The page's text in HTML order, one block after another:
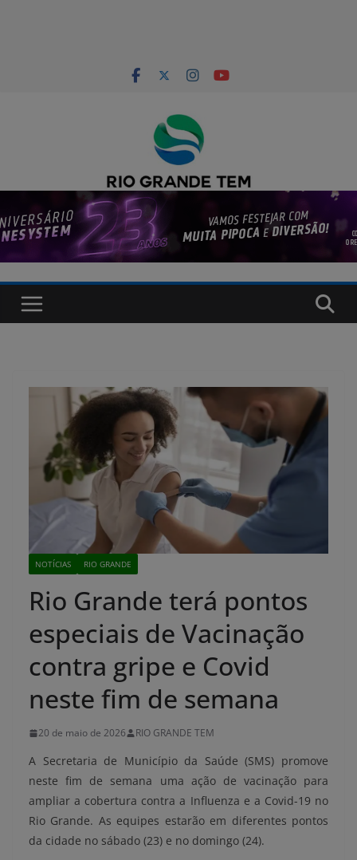
NOTÍCIAS RIO GRANDE
Rio Grande terá pontos
especiais de Vacinação
contra gripe e Covid
neste fim de semana
20 de maio de 2026 RIO GRANDE TEM
A Secretaria de Município da Saúde (SMS) promove
neste fim de semana uma ação de vacinação para
ampliar a cobertura contra a Influenza e a Covid-19 no
Rio Grande. As equipes estarão em diferentes pontos
da cidade no sábado (23) e no domingo (24).